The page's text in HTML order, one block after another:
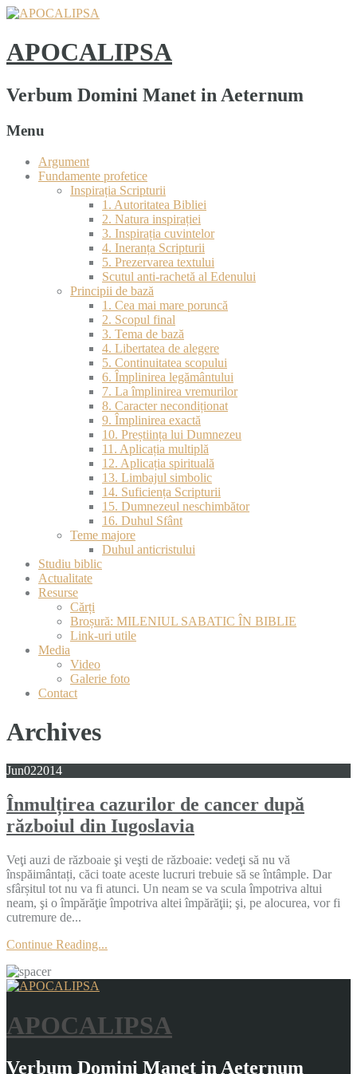
APOCALIPSA
Verbum Domini Manet in Aeternum
Menu
Argument
Fundamente profetice
Inspirația Scripturii
1. Autoritatea Bibliei
2. Natura inspirației
3. Inspirația cuvintelor
4. Ineranța Scripturii
5. Prezervarea textului
Scutul anti-rachetă al Edenului
Principii de bază
1. Cea mai mare poruncă
2. Scopul final
3. Tema de bază
4. Libertatea de alegere
5. Continuitatea scopului
6. Împlinirea legământului
7. La împlinirea vremurilor
8. Caracter necondiționat
9. Împlinirea exactă
10. Preștiința lui Dumnezeu
11. Aplicația multiplă
12. Aplicația spirituală
13. Limbajul simbolic
14. Suficiența Scripturii
15. Dumnezeul neschimbător
16. Duhul Sfânt
Teme majore
Duhul anticristului
Studiu biblic
Actualitate
Resurse
Cărți
Broșură: MILENIUL SABATIC ÎN BIBLIE
Link-uri utile
Media
Video
Galerie foto
Contact
Archives
Jun022014
Înmulțirea cazurilor de cancer după
războiul din Iugoslavia
Veţi auzi de războaie şi veşti de războaie: vedeţi să nu vă
înspăimântați, căci toate aceste lucruri trebuie să se întâmple. Dar
sfârșitul tot nu va fi atunci. Un neam se va scula împotriva altui
neam, şi o împărăţie împotriva altei împărăţii; şi, pe alocurea, vor fi
cutremure de...
Continue Reading...
APOCALIPSA
Verbum Domini Manet in Aeternum